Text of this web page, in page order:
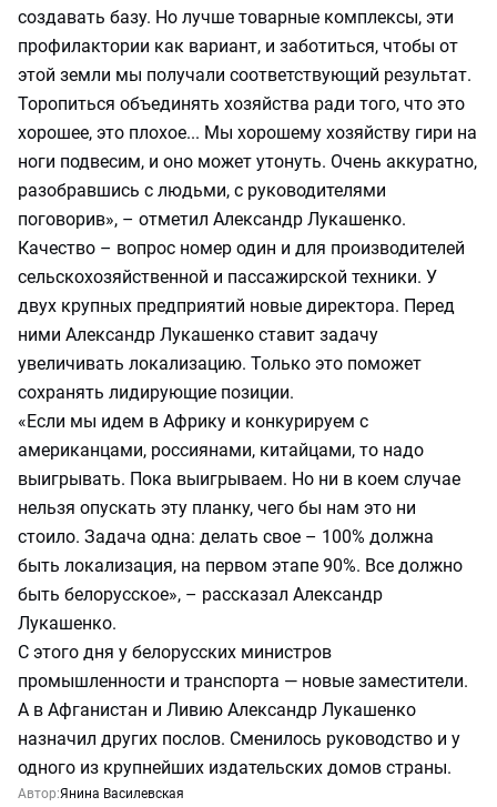
создавать базу. Но лучше товарные комплексы, эти
профилактории как вариант, и заботиться, чтобы от
этой земли мы получали соответствующий результат.
Торопиться объединять хозяйства ради того, что это
хорошее, это плохое... Мы хорошему хозяйству гири на
ноги подвесим, и оно может утонуть. Очень аккуратно,
разобравшись с людьми, с руководителями
поговорив», – отметил Александр Лукашенко.
Качество – вопрос номер один и для производителей
сельскохозяйственной и пассажирской техники. У
двух крупных предприятий новые директора. Перед
ними Александр Лукашенко ставит задачу
увеличивать локализацию. Только это поможет
сохранять лидирующие позиции.
«Если мы идем в Африку и конкурируем с
американцами, россиянами, китайцами, то надо
выигрывать. Пока выигрываем. Но ни в коем случае
нельзя опускать эту планку, чего бы нам это ни
стоило. Задача одна: делать свое – 100% должна
быть локализация, на первом этапе 90%. Все должно
быть белорусское», – рассказал Александр
Лукашенко.
С этого дня у белорусских министров
промышленности и транспорта — новые заместители.
А в Афганистан и Ливию Александр Лукашенко
назначил других послов. Сменилось руководство и у
одного из крупнейших издательских домов страны.
Автор:Янина Василевская